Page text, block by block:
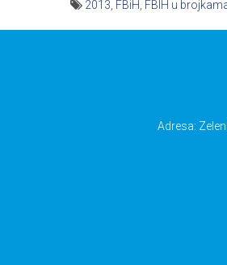
2013 FBiH FBIH u
Adresa: